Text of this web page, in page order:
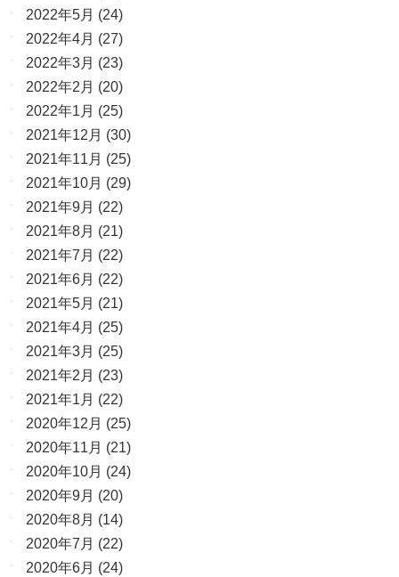
2022年5月 (24)
2022年4月 (27)
2022年3月 (23)
2022年2月 (20)
2022年1月 (25)
2021年12月 (30)
2021年11月 (25)
2021年10月 (29)
2021年9月 (22)
2021年8月 (21)
2021年7月 (22)
2021年6月 (22)
2021年5月 (21)
2021年4月 (25)
2021年3月 (25)
2021年2月 (23)
2021年1月 (22)
2020年12月 (25)
2020年11月 (21)
2020年10月 (24)
2020年9月 (20)
2020年8月 (14)
2020年7月 (22)
2020年6月 (24)